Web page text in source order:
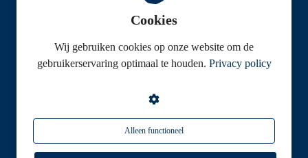
© Klantenservice Federatie
Cookies
Wij gebruiken cookies op onze website om de
gebruikerservaring optimaal te houden. Privacy policy
Alleen functioneel